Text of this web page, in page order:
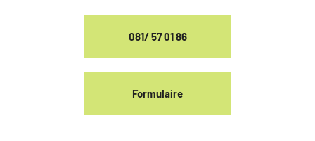
081/ 57 01 86
Formulaire